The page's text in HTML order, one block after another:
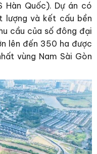
Hàn Quốc). Dự án có
lượng và kết cấu bền
cầu của số đông đại
lên đến 350 ha được
vùng Nam Sài Gòn